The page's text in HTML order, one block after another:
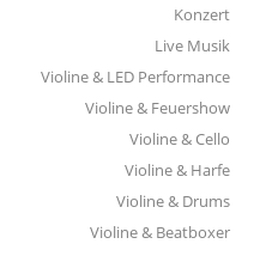
Konzert
Live Musik
Violine & LED Performance
Violine & Feuershow
Violine & Cello
Violine & Harfe
Violine & Drums
Violine & Beatboxer